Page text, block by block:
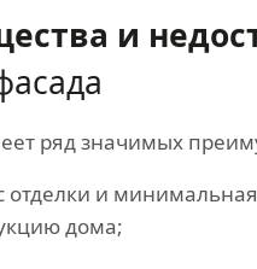
и
ряд значимых
отделки и минимальная
дома;